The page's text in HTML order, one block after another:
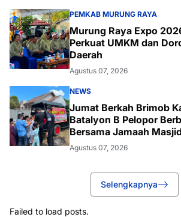
PEMKAB MURUNG RAYA
Murung Raya Expo
Perkuat UMKM dan
Daerah
Agustus 07, 2026
NEWS
Jumat Berkah Brimob
Batalyon B Pelopor
Bersama Jamaah
Agustus 07, 2026
Selengkapnya
Failed to load posts.